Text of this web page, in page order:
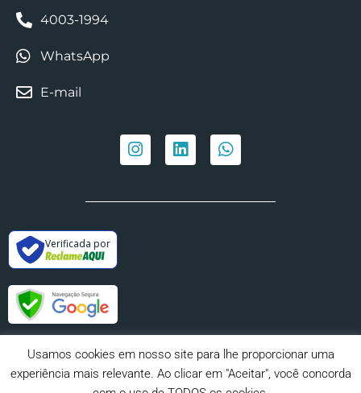
4003-1994
WhatsApp
E-mail
Verificada por
Usamos cookies em nosso site para lhe proporcionar uma
experiência mais relevante. Ao clicar em "Aceitar", você concorda